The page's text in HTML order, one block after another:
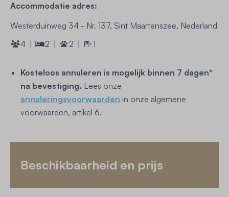
Accommodatie adres:
Westerduinweg 34 - Nr. 137, Sint Maartenszee, Nederland
4
2 2 1
Kosteloos annuleren is mogelijk binnen 7 dagen*
na bevestiging. Lees onze
annuleringsvoorwaarden in onze algemene
voorwaarden, artikel 6.
Beschikbaarheid en prijs